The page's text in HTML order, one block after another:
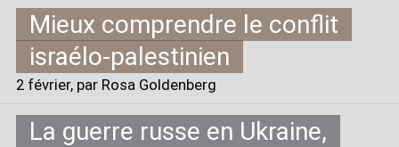
Mieux comprendre le conflit
israélo-palestinien
2 février, par Rosa Goldenberg
La guerre russe en Ukraine,